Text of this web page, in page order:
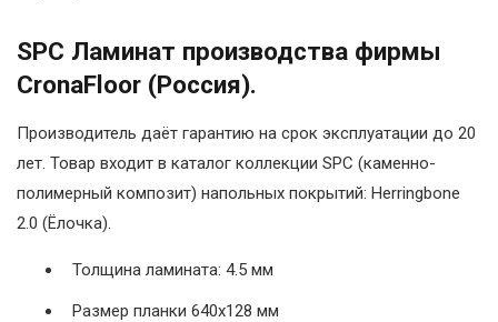
SPC Ламинат производства фирмы
CronaFloor (Россия).
Производитель даёт гарантию на срок эксплуатации до 20
лет. Товар входит в каталог коллекции SPC (каменно-
полимерный композит) напольных покрытий: Herringbone
2.0 (Ёлочка).
Толщина ламината: 4.5 мм
Размер планки 640х128 мм